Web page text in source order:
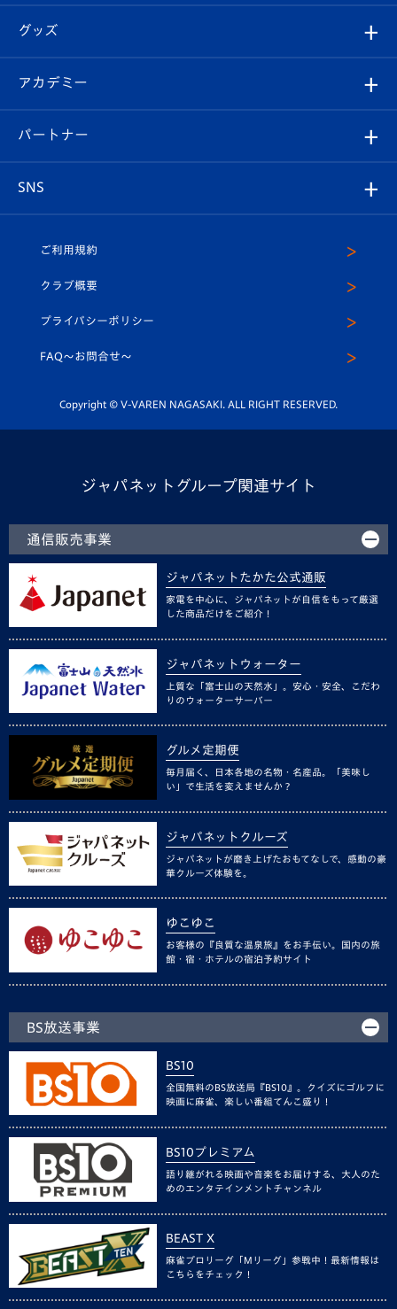
チケット
イベント
メディア
ホームタウン
スタッフプロフィール
マスコット紹介
平和祈念活動
ホームタウン活動
はじめての観戦ガイド
Revive Team
ヴィヴィくんの長崎おもてなしガイド
フォトギャラリー
スタジアムグルメ
チケット
V-LOVERS（ファンクラブ）
プレイヤーズスイート
グッズ
オンラインショップ
店舗情報
アカデミー
育成からのお知らせ
U-18
スクール
パートナー
SNS
ヴィヴィくんインスタグラム
公式LINE＠
ご利用規約
クラブ概要
プライバシーポリシー
FAQ〜お問合せ〜
Copyright © V-VAREN NAGASAKI. ALL RIGHT RESERVED.
ジャパネットグループ関連サイト
通信販売事業
ジャパネットたかた公式通販
家電を中心に、ジャパネットが自信をもって厳選
した商品だけをご紹介！
ジャパネットウォーター
上質な「富士山の天然水」。安心・安全、こだわ
りのウォーターサーバー
グルメ定期便
毎月届く、日本各地の名物・名産品。「美味し
い」で生活を変えませんか？
ジャパネットクルーズ
ジャパネットが磨き上げたおもてなしで、感動の豪
華クルーズ体験を。
ゆこゆこ
お客様の『良質な温泉旅』をお手伝い。国内の旅
館・宿・ホテルの宿泊予約サイト
BS放送事業
BS10
全国無料のBS放送局『BS10』。クイズにゴルフに
映画に麻雀、楽しい番組てんこ盛り！
BS10プレミアム
語り継がれる映画や音楽をお届けする、大人のた
めのエンタテインメントチャンネル
BEAST X
麻雀プロリーグ「Mリーグ」参戦中！最新情報は
こちらをチェック！